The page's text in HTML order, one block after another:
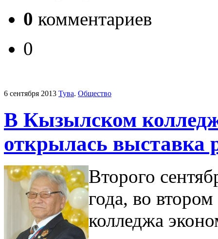
0 комментариев
0
6 сентября 2013 Тува. Общество
В Кызылском
открылась выставка
Второго
года, во
колледжа